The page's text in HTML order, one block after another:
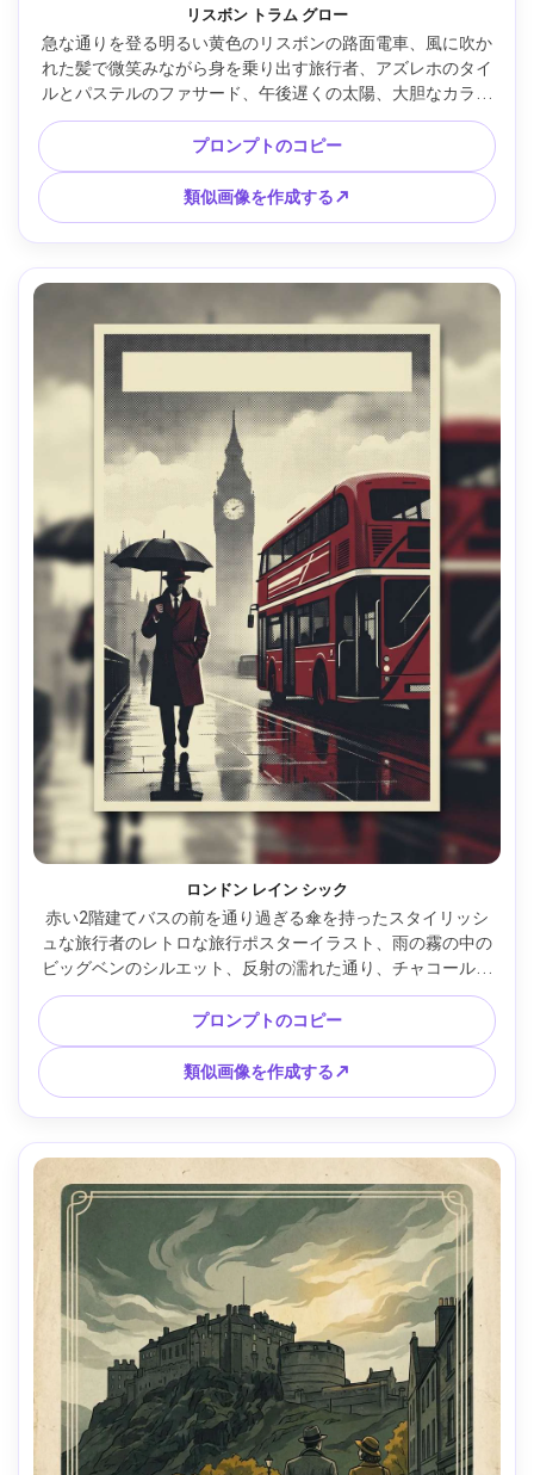
リスボン トラム グロー
急な通りを登る明るい黄色のリスボンの路面電車、風に吹か
れた髪で微笑みながら身を乗り出す旅行者、アズレホのタイ
ルとパステルのファサード、午後遅くの太陽、大胆なカラー
ブロッキング、スクリーンプリントのグレイン、タイポグラ
フィ用のきれいな空の領域、85mm レンズ、浅い被写界深度
--ar 4:5
プロンプトのコピー
類似画像を作成する↗
ロンドン レイン シック
赤い2階建てバスの前を通り過ぎる傘を持ったスタイリッシ
ュな旅行者のレトロな旅行ポスターイラスト、雨の霧の中の
ビッグベンのシルエット、反射の濡れた通り、チャコール、
赤、クリームの限られたパレット、グラフィックポスターの
形状、ハーフトーンのテクスチャ、上部の空白のヘッドライ
ンバー、85mmレンズ、被写界深度が浅く、柔らかい映画の
ような照明 --ar 4:5
プロンプトのコピー
類似画像を作成する↗